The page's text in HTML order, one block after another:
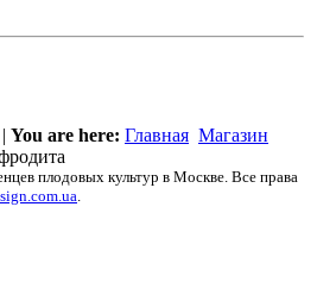
| You are here: Главная Магазин
плодовых культур в Москве. Все права